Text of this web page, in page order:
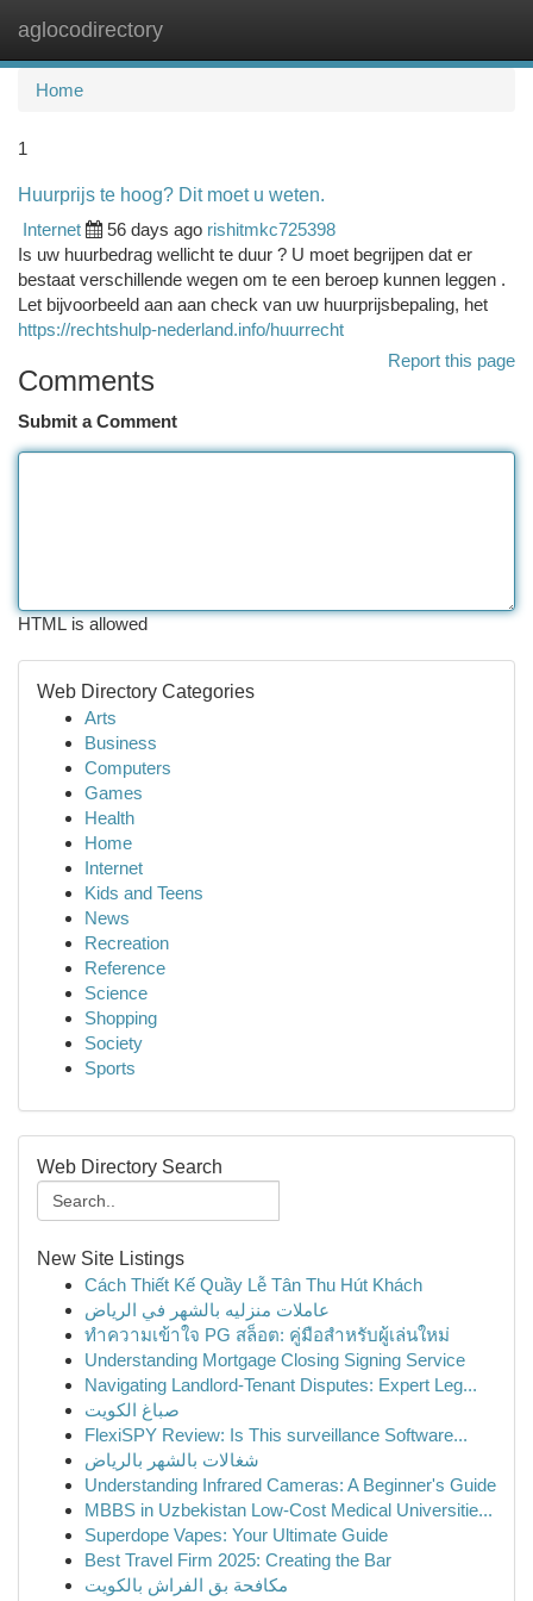
aglocodirectory
Home
1
Huurprijs te hoog? Dit moet u weten.
Internet
56 days ago rishitmkc725398
Is uw huurbedrag wellicht te duur ? U moet begrijpen dat er
bestaat verschillende wegen om te een beroep kunnen leggen .
Let bijvoorbeeld aan aan check van uw huurprijsbepaling, het
https://rechtshulp-nederland.info/huurrecht
Report this page
Comments
Submit a Comment
HTML is allowed
Web Directory Categories
Arts
Business
Computers
Games
Health
Home
Internet
Kids and Teens
News
Recreation
Reference
Science
Shopping
Society
Sports
Web Directory Search
New Site Listings
Cách Thiết Kế Quầy Lễ Tân Thu Hút Khách
عاملات منزليه بالشهر في الرياض
ทำความเข้าใจ PG สล็อต: คู่มือสำหรับผู้เล่นใหม่
Understanding Mortgage Closing Signing Service
Navigating Landlord-Tenant Disputes: Expert Leg...
صباغ الكويت
FlexiSPY Review: Is This surveillance Software...
شغالات بالشهر بالرياض
Understanding Infrared Cameras: A Beginner's Guide
MBBS in Uzbekistan Low-Cost Medical Universitie...
Superdope Vapes: Your Ultimate Guide
Best Travel Firm 2025: Creating the Bar
مكافحة بق الفراش بالكويت